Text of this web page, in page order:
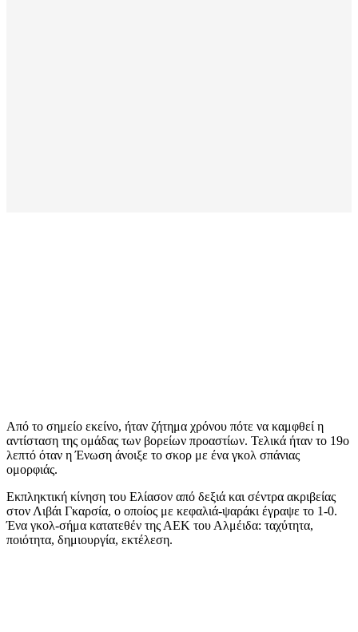
Από το σημείο εκείνο, ήταν ζήτημα χρόνου πότε να καμφθεί η
αντίσταση της ομάδας των βορείων προαστίων. Τελικά ήταν το 19ο
λεπτό όταν η Ένωση άνοιξε το σκορ με ένα γκολ σπάνιας
ομορφιάς.
Εκπληκτική κίνηση του Ελίασον από δεξιά και σέντρα ακριβείας
στον Λιβάι Γκαρσία, ο οποίος με κεφαλιά-ψαράκι έγραψε το 1-0.
Ένα γκολ-σήμα κατατεθέν της ΑΕΚ του Αλμέιδα: ταχύτητα,
ποιότητα, δημιουργία, εκτέλεση.